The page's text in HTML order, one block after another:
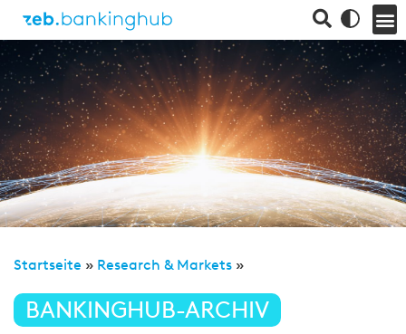
Startseite » Research & Markets »
BANKINGHUB-ARCHIV